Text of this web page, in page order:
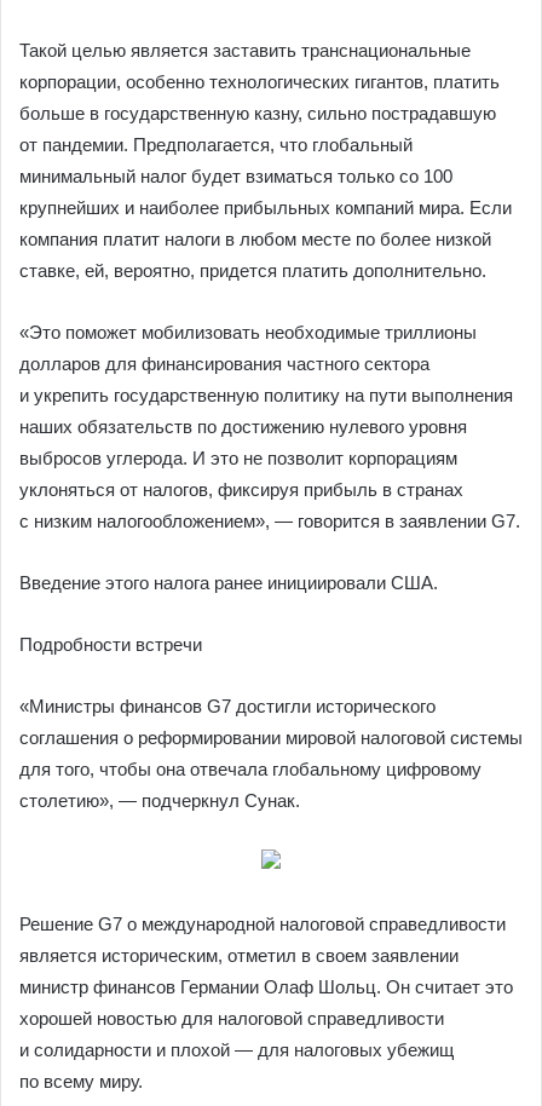
Такой целью является заставить транснациональные
корпорации, особенно технологических гигантов, платить
больше в государственную казну, сильно пострадавшую
от пандемии. Предполагается, что глобальный
минимальный налог будет взиматься только со 100
крупнейших и наиболее прибыльных компаний мира. Если
компания платит налоги в любом месте по более низкой
ставке, ей, вероятно, придется платить дополнительно.
«Это поможет мобилизовать необходимые триллионы
долларов для финансирования частного сектора
и укрепить государственную политику на пути выполнения
наших обязательств по достижению нулевого уровня
выбросов углерода. И это не позволит корпорациям
уклоняться от налогов, фиксируя прибыль в странах
с низким налогообложением», — говорится в заявлении G7.
Введение этого налога ранее инициировали США.
Подробности встречи
«Министры финансов G7 достигли исторического
соглашения о реформировании мировой налоговой системы
для того, чтобы она отвечала глобальному цифровому
столетию», — подчеркнул Сунак.
Решение G7 о международной налоговой справедливости
является историческим, отметил в своем заявлении
министр финансов Германии Олаф Шольц. Он считает это
хорошей новостью для налоговой справедливости
и солидарности и плохой — для налоговых убежищ
по всему миру.